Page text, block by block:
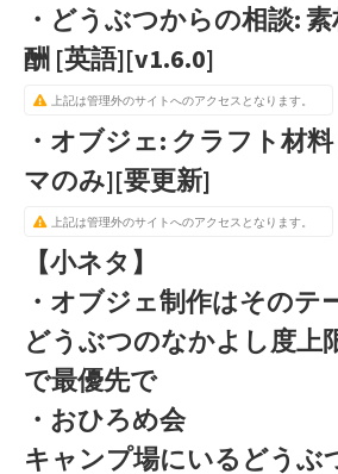
・どうぶつからの相談:
酬 [英語][v1.6.0]
上記は管理外のサイトへのアクセスとなります。
・オブジェ: クラフト材
マのみ][要更新]
上記は管理外のサイトへのアクセスとなります。
【小ネタ】
・オブジェ制作はそのテ
どうぶつのなかよし度上
で最優先で
・おひろめ会
キャンプ場にいるどうぶ